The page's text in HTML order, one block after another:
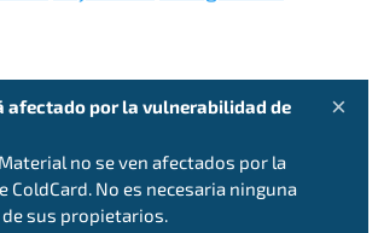
afectado por la vulnerabilidad de
no se ven afectados por la
ColdCard. No es necesaria ninguna
sus propietarios.
×